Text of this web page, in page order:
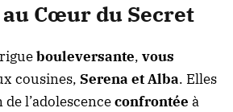
Cœur du Secret
bouleversante, vous
cousines, Serena et Alba. Elles
l’adolescenceconfrontée à